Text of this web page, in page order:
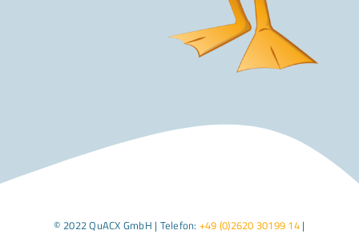
© 2022 QuACX GmbH | Telefon: +49 (0)2620 30199 14 |